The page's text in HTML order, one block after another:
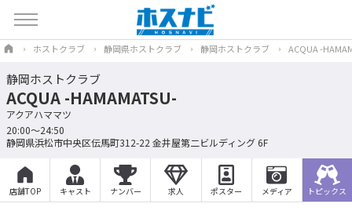
ホストクラブ 静岡県ホストクラブ 静岡ホストクラブ ACQUA -
静岡ホストクラブ
ACQUA -HAMAMATSU-
アクアハママツ
20:00～24:50
静岡県浜松市中央区伝馬町312-22 金井屋第二ビルディング 6F
店舗TOP キャスト ナンバー 求人 ポスター メディア トピックス